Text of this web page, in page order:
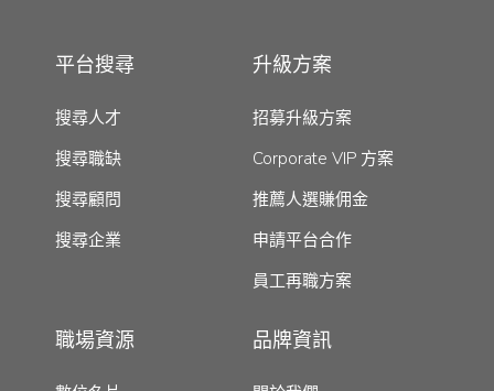
平台搜尋
搜尋人才
搜尋職缺
搜尋顧問
搜尋企業
升級方案
招募升級方案
Corporate VIP 方案
推薦人選賺佣金
申請平台合作
員工再職方案
職場資源 品牌資訊